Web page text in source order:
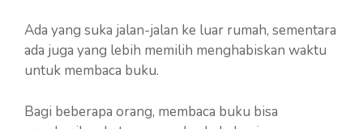
Ada yang suka jalan-jalan ke luar rumah, sementara
ada juga yang lebih memilih menghabiskan waktu
untuk membaca buku.
Bagi beberapa orang, membaca buku bisa